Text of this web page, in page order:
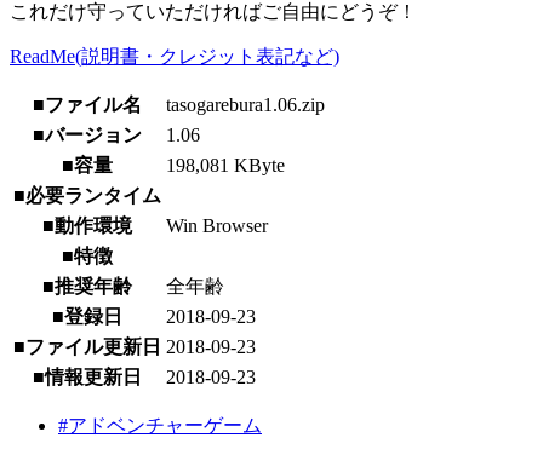
これだけ守っていただければご自由にどうぞ！
ReadMe(説明書・クレジット表記など)
■ファイル名
tasogarebura1.06.zip
■バージョン
1.06
■容量
198,081 KByte
■必要ランタイム
■動作環境
Win Browser
■特徴
■推奨年齢
全年齢
■登録日
2018-09-23
■ファイル更新日 2018-09-23
■情報更新日
2018-09-23
#アドベンチャーゲーム